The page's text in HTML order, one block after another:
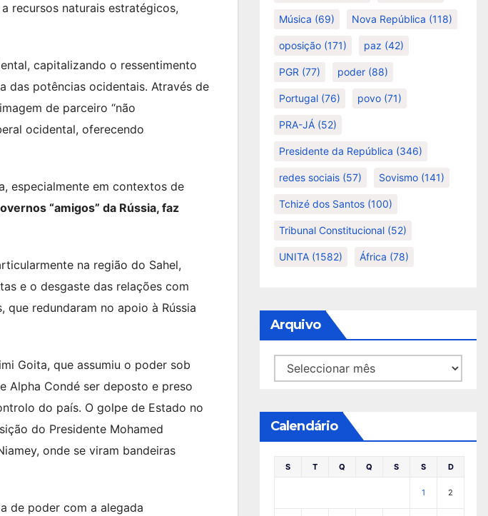
recursos naturais estratégicos,
capitalizando o ressentimento
das potências ocidentais. Através de
de parceiro “não
ocidental, oferecendo
especialmente em contextos de
“amigos” da Rússia, faz
na região do Sahel,
e o desgaste das relações com
redundaram no apoio à Rússia
Goita, que assumiu o poder sob
Alpha Condé ser deposto e preso
do país. O golpe de Estado no
do Presidente Mohamed
onde se viram bandeiras
de poder com a alegada
Música (69) Nova República (118)
oposição (171) paz (42)
PGR (77) poder (88)
Portugal (76) povo (71)
PRA-JÁ (52)
Presidente da República (346)
redes sociais (57) Sovismo (141)
Tchizé dos Santos (100)
Tribunal Constitucional (52)
UNITA (1582) África (78)
Arquivo
Arquivo
Calendário
S T Q Q S S D
1 2